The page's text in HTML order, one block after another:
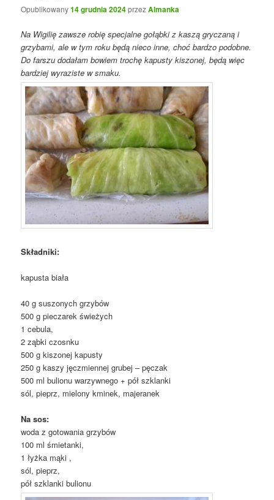
Opublikowany14 grudnia 2024przezAlmanka
Na Wigilię zawsze robię specjalne gołąbki z kaszą gryczaną i
grzybami, ale w tym roku będą nieco inne, choć bardzo podobne.
Do farszu dodałam bowiem trochę kapusty kiszonej, będą więc
bardziej wyraziste w smaku.
Składniki:
kapusta biała
40 g suszonych grzybów
500 g pieczarek świeżych
1 cebula,
2 ząbki czosnku
500 g kiszonej kapusty
250 g kaszy jęczmiennej grubej – pęczak
500 ml bulionu warzywnego + pół szklanki
sól, pieprz, mielony kminek, majeranek
Na sos:
woda z gotowania grzybów
100 ml śmietanki,
1 łyżka mąki ,
sól, pieprz,
pół szklanki bulionu